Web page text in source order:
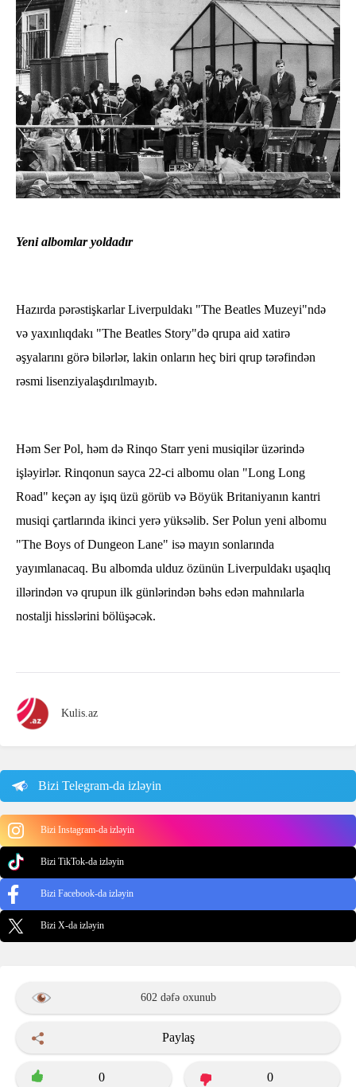
Yeni albomlar yoldadır
Hazırda pərəstişkarlar Liverpuldakı "The Beatles Muzeyi"ndə
və yaxınlıqdakı "The Beatles Story"də qrupa aid xatirə
əşyalarını görə bilərlər, lakin onların heç biri qrup tərəfindən
rəsmi lisenziyalaşdırılmayıb.
Həm Ser Pol, həm də Rinqo Starr yeni musiqilər üzərində
işləyirlər. Rinqonun sayca 22-ci albomu olan "Long Long
Road" keçən ay işıq üzü görüb və Böyük Britaniyanın kantri
musiqi çartlarında ikinci yerə yüksəlib. Ser Polun yeni albomu
"The Boys of Dungeon Lane" isə mayın sonlarında
yayımlanacaq. Bu albomda ulduz özünün Liverpuldakı uşaqlıq
illərindən və qrupun ilk günlərindən bəhs edən mahnılarla
nostalji hisslərini bölüşəcək.
Kulis.az
Bizi Telegram-da izləyin
Bizi Instagram-da izləyin
Bizi TikTok-da izləyin
Bizi Facebook-da izləyin
Bizi X-da izləyin
602 dəfə oxunub
Paylaş
0 0